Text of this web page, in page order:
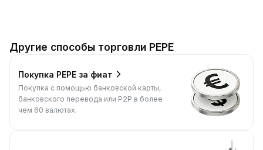
Другие способы торговли PEPE
Покупка PEPE за фиат
Покупка с помощью банковской карты,
банковского перевода или P2P в более
чем 60 валютах.